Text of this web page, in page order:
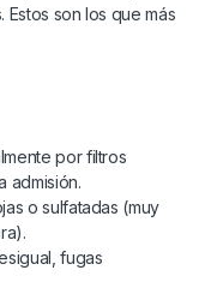
son los que más
por filtros
admisión.
o sulfatadas (muy
fugas